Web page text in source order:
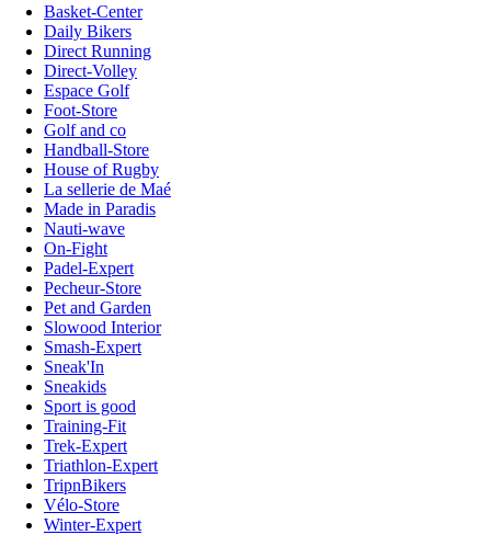
Basket-Center
Daily Bikers
Direct Running
Direct-Volley
Espace Golf
Foot-Store
Golf and co
Handball-Store
House of Rugby
La sellerie de Maé
Made in Paradis
Nauti-wave
On-Fight
Padel-Expert
Pecheur-Store
Pet and Garden
Slowood Interior
Smash-Expert
Sneak'In
Sneakids
Sport is good
Training-Fit
Trek-Expert
Triathlon-Expert
TripnBikers
Vélo-Store
Winter-Expert